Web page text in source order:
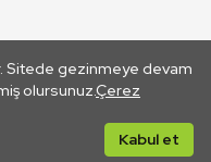
Sitede gezinmeye devam
olursunuz.Çerez
Kabul et
yoluyla gidilen dış